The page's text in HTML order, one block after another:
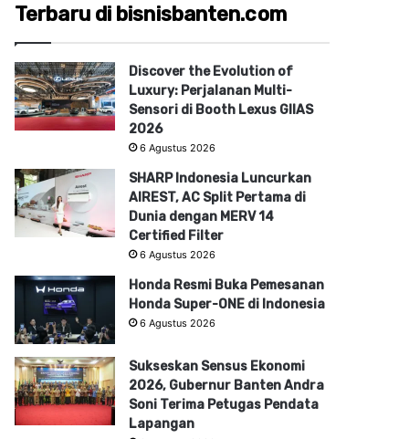
Terbaru di bisnisbanten.com
Discover the Evolution of
Luxury: Perjalanan Multi-
Sensori di Booth Lexus GIIAS
2026
6 Agustus 2026
SHARP Indonesia Luncurkan
AIREST, AC Split Pertama di
Dunia dengan MERV 14
Certified Filter
6 Agustus 2026
Honda Resmi Buka Pemesanan
Honda Super-ONE di Indonesia
6 Agustus 2026
Sukseskan Sensus Ekonomi
2026, Gubernur Banten Andra
Soni Terima Petugas Pendata
Lapangan